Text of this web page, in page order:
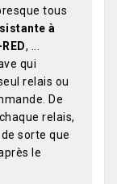
tous
à
, ...
qui
relais ou
De
relais,
sorte que
le